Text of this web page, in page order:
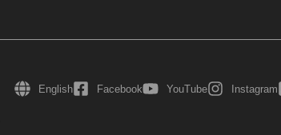
English Facebook YouTube Instagram